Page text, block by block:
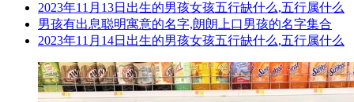
2023年11月13日出生的男孩女孩五行缺什么,五行属什么
男孩有出息聪明寓意的名字,朗朗上口男孩的名字集合
2023年11月14日出生的男孩女孩五行缺什么,五行属什么